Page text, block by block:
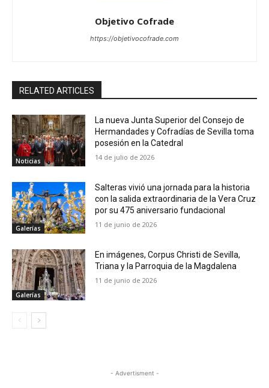
Objetivo Cofrade
https://objetivocofrade.com
RELATED ARTICLES
Noticias
La nueva Junta Superior del Consejo de
Hermandades y Cofradías de Sevilla toma
posesión en la Catedral
14 de julio de 2026
Galerías
Salteras vivió una jornada para la historia
con la salida extraordinaria de la Vera Cruz
por su 475 aniversario fundacional
11 de junio de 2026
Galerías
En imágenes, Corpus Christi de Sevilla,
Triana y la Parroquia de la Magdalena
11 de junio de 2026
- Advertisment -